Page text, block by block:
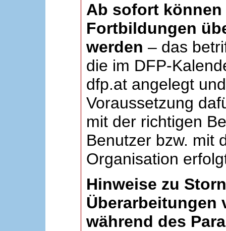
Ab sofort können
Fortbildungen
werden – das
die im DFP-
dfp.at angelegt
Voraussetzung
mit der richtigen
Benutzer bzw. mit
Organisation
Hinweise zu
Überarbeitungen
während des